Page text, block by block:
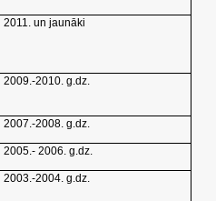
2011. un jaunāki
2009.-2010. g.dz.
2007.-2008. g.dz.
2005.- 2006. g.dz.
2003.-2004. g.dz.